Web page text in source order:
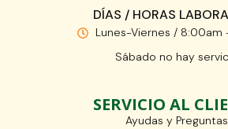
DÍAS / HORAS
Lunes-Viernes / 8:00am
Sábado no hay
SERVICIO AL
Ayudas y Preguntas